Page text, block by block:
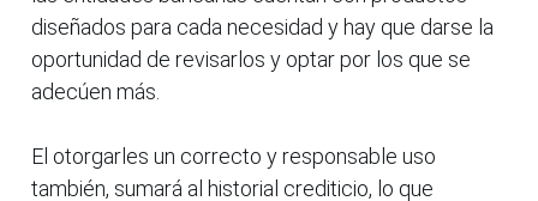
diseñados para cada necesidad y hay que darse la
oportunidad de revisarlos y optar por los que se
adecúen más.
El otorgarles un correcto y responsable uso
también, sumará al historial crediticio, lo que